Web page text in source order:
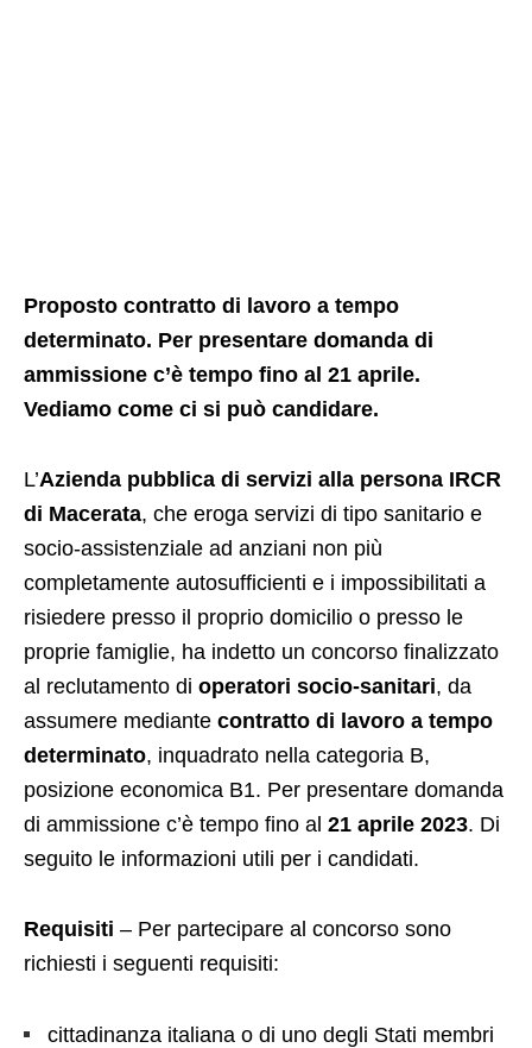
Proposto contratto di lavoro a tempo
determinato. Per presentare domanda di
ammissione c’è tempo fino al 21 aprile.
Vediamo come ci si può candidare.
L’Azienda pubblica di servizi alla persona IRCR
di Macerata, che eroga servizi di tipo sanitario e
socio-assistenziale ad anziani non più
completamente autosufficienti e i impossibilitati a
risiedere presso il proprio domicilio o presso le
proprie famiglie, ha indetto un concorso finalizzato
al reclutamento di operatori socio-sanitari, da
assumere mediante contratto di lavoro a tempo
determinato, inquadrato nella categoria B,
posizione economica B1. Per presentare domanda
di ammissione c’è tempo fino al 21 aprile 2023. Di
seguito le informazioni utili per i candidati.
Requisiti – Per partecipare al concorso sono
richiesti i seguenti requisiti:
cittadinanza italiana o di uno degli Stati membri